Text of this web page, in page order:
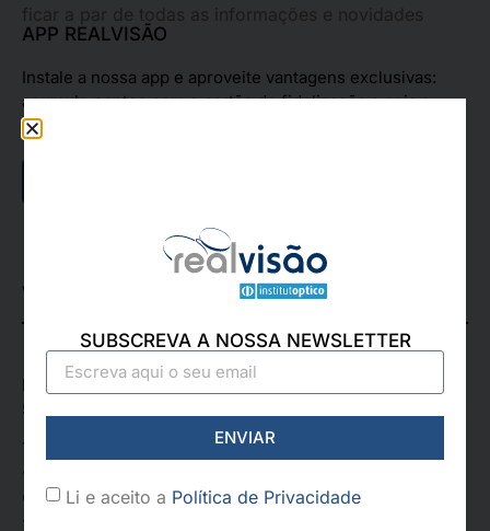
ficar a par de todas as informações e novidades
APP REALVISÃO
Instale a nossa app e aproveite vantagens exclusivas:
acumule pontos com o cartão de fidelização e seja o
primeiro a conhecer novidades e novos produtos!
VILA REAL
Rua de Santa Iria, 9-A, Loja 3,
5000-446 Vila Real
Telefone:
+351 259 328 877
(Chamada para a rede fixa nacional)
+351 968 579 688
SUBSCREVA A NOSSA NEWSLETTER
Li e aceito a Política de Privacidade
ENVIAR